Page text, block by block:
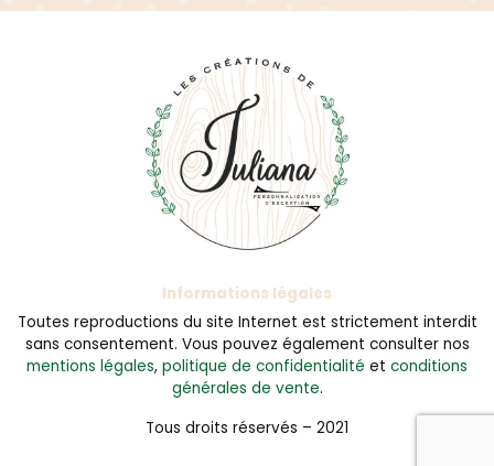
Informations légales
Toutes reproductions du site Internet est strictement interdit
sans consentement. Vous pouvez également consulter nos
mentions légales, politique de confidentialité et conditions
générales de vente.
Tous droits réservés – 2021